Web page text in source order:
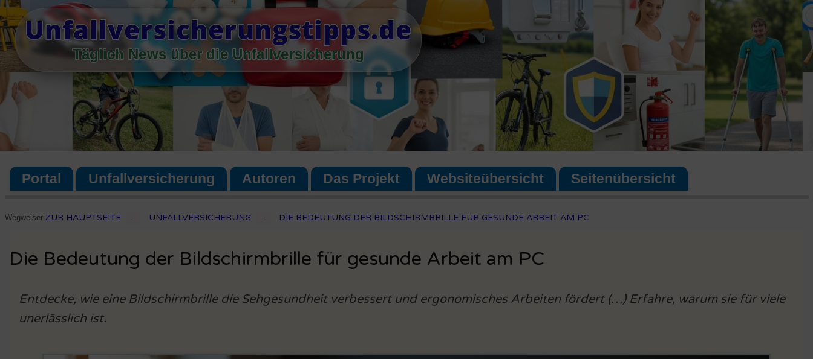
Skip
to
content
Unfallversicherungstipps.de
Täglich News über die Unfallversicherung
Portal Unfallversicherung Autoren Das Projekt Websiteübersicht Seitenübersicht
Wegweiser ZUR HAUPTSEITE – UNFALLVERSICHERUNG – DIE BEDEUTUNG DER BILDSCHIRMBRILLE FÜR GESUNDE ARBEIT AM PC
Die Bedeutung der Bildschirmbrille für gesunde Arbeit am PC
Entdecke, wie eine Bildschirmbrille die Sehgesundheit verbessert und ergonomisches Arbeiten fördert (…) Erfahre, warum sie für viele
unerlässlich ist.